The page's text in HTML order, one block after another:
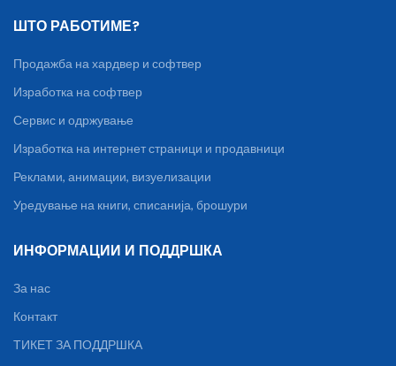
ШТО РАБОТИМЕ?
Продажба на хардвер и софтвер
Изработка на софтвер
Сервис и одржување
Изработка на интернет страници и продавници
Реклами, анимации, визуелизации
Уредување на книги, списанија, брошури
ИНФОРМАЦИИ И ПОДДРШКА
За нас
Контакт
ТИКЕТ ЗА ПОДДРШКА